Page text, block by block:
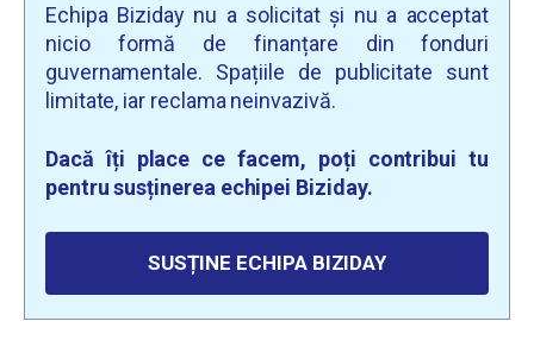
Echipa Biziday nu a solicitat și nu a acceptat
nicio formă de finanțare din fonduri
guvernamentale. Spațiile de publicitate sunt
limitate, iar reclama neinvazivă.
Dacă îți place ce facem, poți contribui tu
pentru susținerea echipei Biziday.
SUSȚINE ECHIPA BIZIDAY